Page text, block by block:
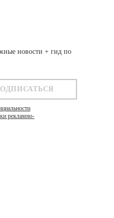
новости + гид по
рекламно-